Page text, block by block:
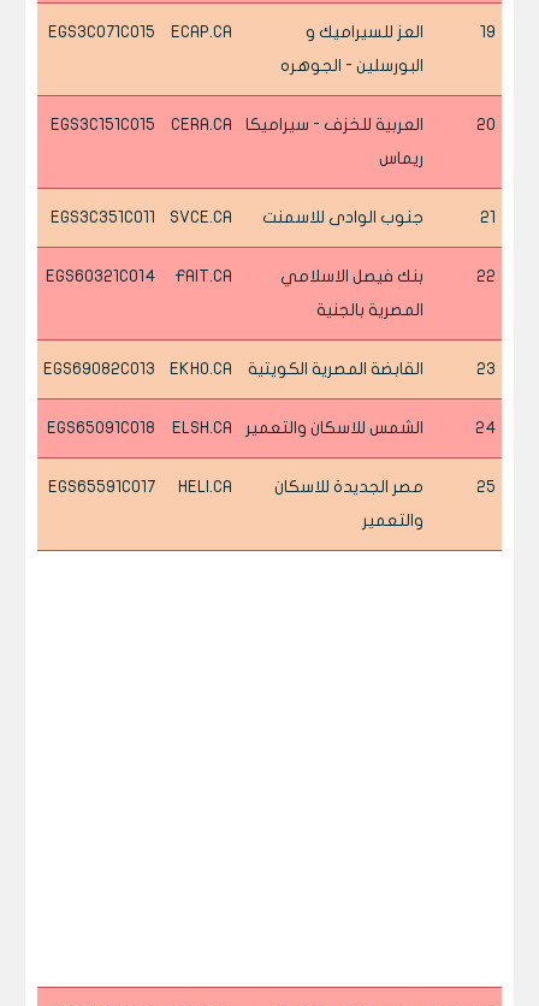
19
العز للسيراميك و
البورسلين - الجوهره
ECAP.CA
EGS3C071C015
20
العربية للخزف - سيراميكا
ريماس
CERA.CA
EGS3C151C015
21 جنوب الوادى للاسمنت SVCE.CA
EGS3C351C011
22
بنك فيصل الاسلامي
المصرية بالجنية
FAIT.CA
EGS60321C014
23 القابضة المصرية الكويتية EKHO.CA
EGS69082C013
24 الشمس للاسكان والتعمير ELSH.CA
EGS65091C018
25
مصر الجديدة للاسكان
والتعمير
HELI.CA
EGS65591C017